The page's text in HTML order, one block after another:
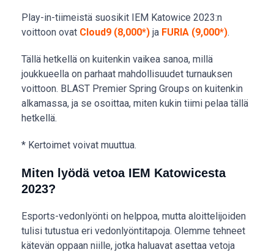
Play-in-tiimeistä suosikit IEM Katowice 2023:n
voittoon ovat Cloud9 (8,000*) ja FURIA (9,000*).
Tällä hetkellä on kuitenkin vaikea sanoa, millä
joukkueella on parhaat mahdollisuudet turnauksen
voittoon. BLAST Premier Spring Groups on kuitenkin
alkamassa, ja se osoittaa, miten kukin tiimi pelaa tällä
hetkellä.
* Kertoimet voivat muuttua.
Miten lyödä vetoa IEM Katowicesta
2023?
Esports-vedonlyönti on helppoa, mutta aloittelijoiden
tulisi tutustua eri vedonlyöntitapoja. Olemme tehneet
kätevän oppaan niille, jotka haluavat asettaa vetoja